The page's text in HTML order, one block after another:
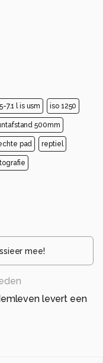
7.1 l is usm iso 1250
500mm
pad reptiel
mee!
levert een